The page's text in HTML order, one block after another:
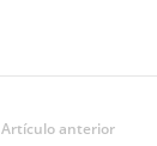
Artículo anterior